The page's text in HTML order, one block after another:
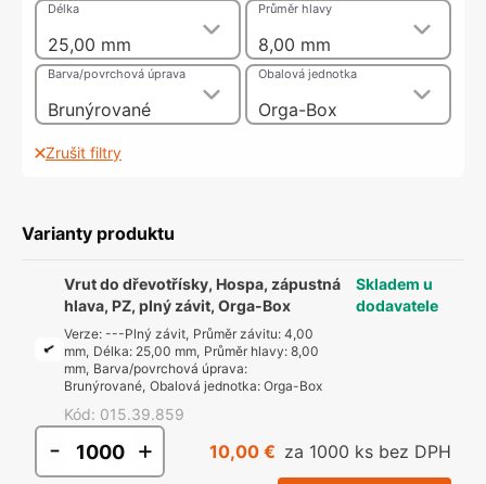
25,00 mm
Délka
8,00 mm
Průměr hlavy
Brunýrované
Barva/povrchová úprava
Orga-Box
Obalová jednotka
Zrušit filtry
Varianty produktu
Vrut do dřevotřísky, Hospa, zápustná
hlava, PZ, plný závit, Orga-Box
Verze: ---Plný závit, Průměr závitu: 4,00
mm, Délka: 25,00 mm, Průměr hlavy: 8,00
mm, Barva/povrchová úprava:
Brunýrované, Obalová jednotka: Orga-Box
Kód: 015.39.859
Skladem u
dodavatele
- + 10,00 € za 1000 ks bez DPH